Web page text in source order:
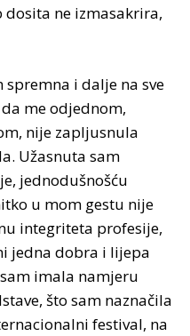
ne izmasakrira,
i dalje na sve
me odjednom,
nije zapljusnula
Užasnuta sam
jednodušnošću
u mom gestu nije
integriteta profesije,
jedna dobra i lijepa
imala namjeru
što sam naznačila
festival, na